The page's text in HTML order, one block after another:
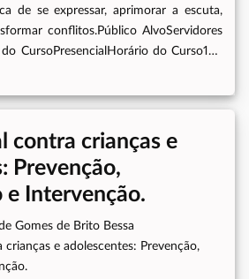
de se expressar, aprimorar a escuta,
conflitos.Público AlvoServidores
CursoPresencialHorário do Curso13h
contra crianças e
Prevenção,
e Intervenção.
Gomes de Brito Bessa